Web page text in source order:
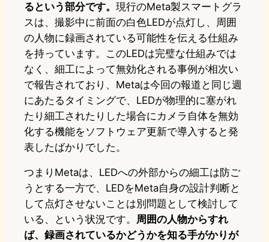
るという部分です。 現行のMeta製スマートグラ
スは、撮影中に前面の白色LEDが点灯し、周囲
の人物に録画されている可能性を伝える仕組み
を持っています。このLEDは完璧な仕組みでは
なく、細工によって無効化される事例が相次い
で報告されており、Metaは今回の報道と同じ週
にあたるタイミングで、LEDが物理的に塞がれ
たり細工されたりした場合にカメラ自体を無効
化する機能をソフトウェア更新で導入すると発
表したばかりでした。
つまりMetaは、LEDへの外部からの細工は防ご
うとする一方で、LEDをMeta自身の設計判断と
して点灯させないことは別問題として検討して
いる、という状況です。 周囲の人物からすれ
ば、録画されているかどうかを知る手がかりが